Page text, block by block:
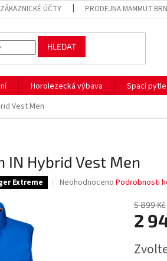
ZÁKAZNICKÉ ÚČTY PRODEJNA MAMMUT
HLEDAT
Horolezecká výbava Spací pytle
Vest Men
IN Hybrid Vest Men
Extreme
Průměrné
Neohodnoceno Podrobnosti
5 899 Kč
2
cena: